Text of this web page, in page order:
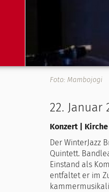
Foto: Mambojogi
22.
Konzert |
Der WinterJazz
Quintett.
Einstand als
entfaltet er im